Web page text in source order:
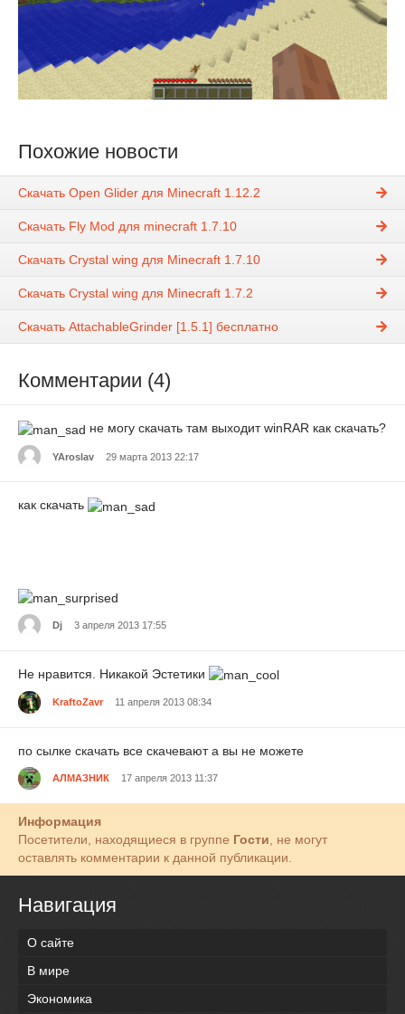
Похожие новости
Скачать Open Glider для Minecraft 1.12.2
Скачать Fly Mod для minecraft 1.7.10
Скачать Сrystal wing для Minecraft 1.7.10
Скачать Сrystal wing для Minecraft 1.7.2
Скачать AttachableGrinder [1.5.1] бесплатно
Комментарии (4)
не могу скачать там выходит winRAR как скачать?
YAroslav 29 марта 2013 22:17
как скачать
Dj 3 апреля 2013 17:55
Не нравится. Никакой Эстетики
KraftoZavr 11 апреля 2013 08:34
по сылке скачать все скачевают а вы не можете
АЛМАЗНИК 17 апреля 2013 11:37
Информация
Посетители, находящиеся в группе Гости , не могут
оставлять комментарии к данной публикации.
Навигация
О сайте
В мире
Экономика